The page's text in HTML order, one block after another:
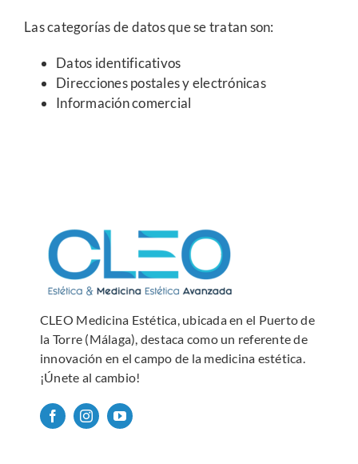
Las categorías de datos que se tratan son:
Datos identificativos
Direcciones postales y electrónicas
Información comercial
CLEO Medicina Estética, ubicada en el Puerto de
la Torre (Málaga), destaca como un referente de
innovación en el campo de la medicina estética.
¡Únete al cambio!